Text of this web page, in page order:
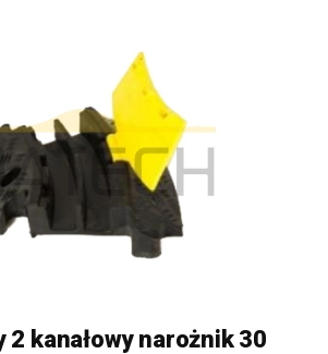
2 kanałowy narożnik 30